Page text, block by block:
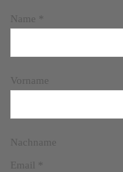
Name
Vorname
Nachname
Email